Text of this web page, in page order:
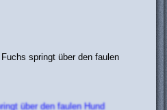
springt über den faulen
über den faulen Hund